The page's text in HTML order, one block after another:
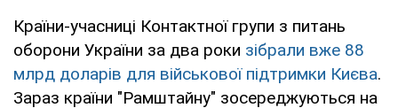
Країни-учасниці Контактної групи з питань
оборони України за два роки зібрали вже 88
млрд доларів для військової підтримки Києва.
Зараз країни "Рамштайну" зосереджуються на